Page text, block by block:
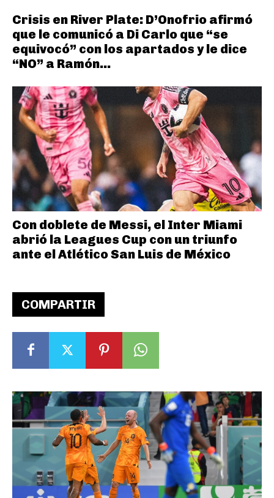
COMPARTIR
Crisis en River Plate: D’Onofrio afirmó
que le comunicó a Di Carlo que “se
equivocó” con los apartados y le dice
“NO” a Ramón...
Con doblete de Messi, el Inter Miami
abrió la Leagues Cup con un triunfo
ante el Atlético San Luis de México